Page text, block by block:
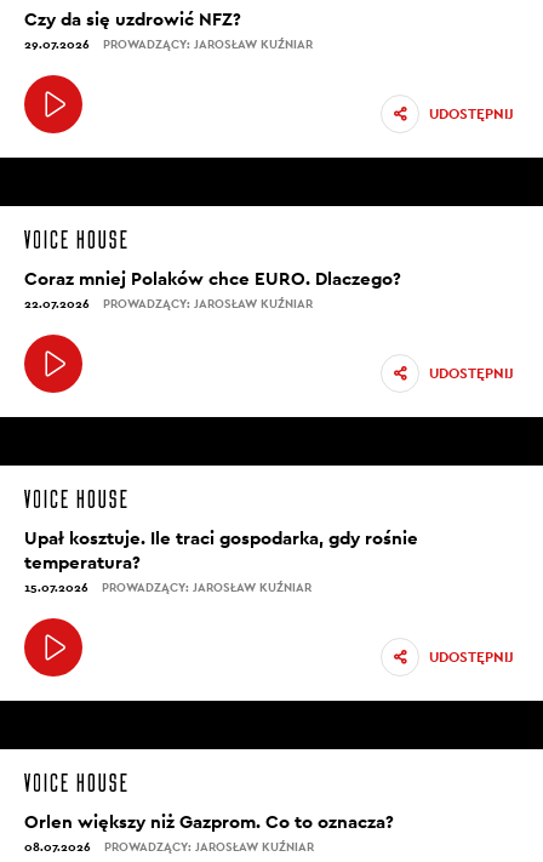
Czy da się uzdrowić NFZ?
29.07.2026 PROWADZĄCY: JAROSŁAW KUŹNIAR
UDOSTĘPNIJ
Coraz mniej Polaków chce EURO. Dlaczego?
22.07.2026 PROWADZĄCY: JAROSŁAW KUŹNIAR
UDOSTĘPNIJ
Upał kosztuje. Ile traci gospodarka, gdy rośnie
temperatura?
15.07.2026 PROWADZĄCY: JAROSŁAW KUŹNIAR
UDOSTĘPNIJ
Orlen większy niż Gazprom. Co to oznacza?
08.07.2026 PROWADZĄCY: JAROSŁAW KUŹNIAR